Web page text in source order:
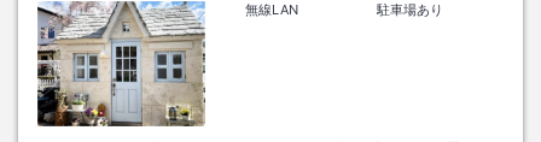
無線LAN
駐車場あり